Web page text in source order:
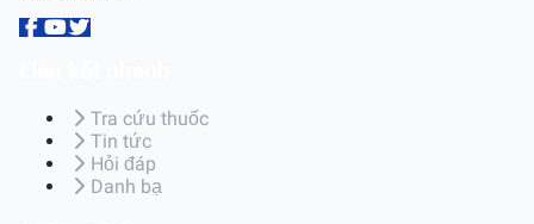
Tra cứu thuốc
Tin tức
Hỏi đáp
Danh bạ